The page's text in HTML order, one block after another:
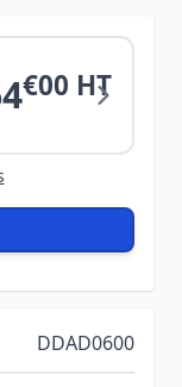
€00 HT
DDAD0600